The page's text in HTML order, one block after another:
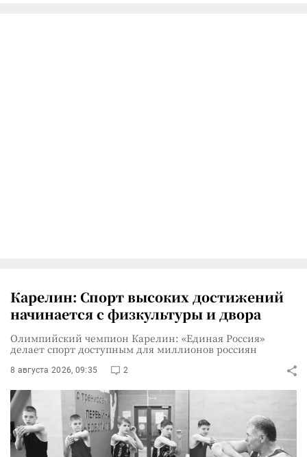
Карелин: Спорт высоких достижений
начинается с физкультуры и двора
Олимпийский чемпион Карелин: «Единая Россия»
делает спорт доступным для миллионов россиян
8 августа 2026, 09:35 2